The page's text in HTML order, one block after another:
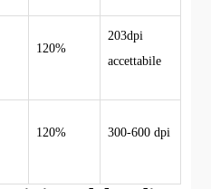
120%
203dpi
accettabile
120% 300-600 dpi